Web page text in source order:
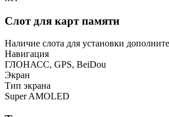
Слот для карт памяти
Наличие слота для установки
Навигация
ГЛОНАСС, GPS, BeiDou
Экран
Тип экрана
Super AMOLED